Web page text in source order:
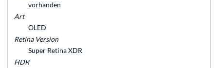
vorhanden
Art
OLED
Retina Version
Super Retina XDR
HDR